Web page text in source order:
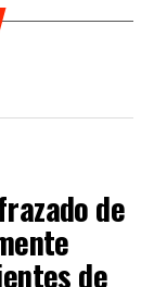
de
de